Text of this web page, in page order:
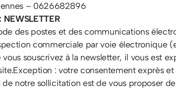
– 0626682896
des postes et des communications
commerciale par voie électronique
souscrivez à la newsletter, il vous est
: votre consentement exprès et
notre sollicitation est de vous proposer